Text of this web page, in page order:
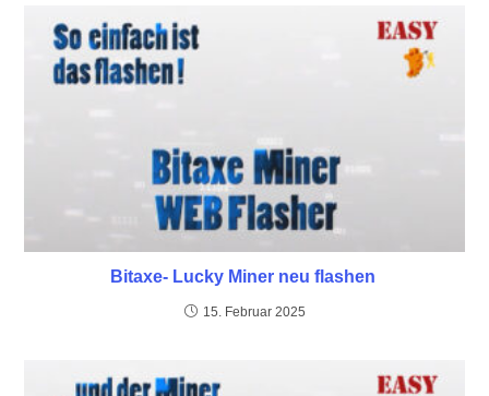
Bitaxe- Lucky Miner neu flashen
15. Februar 2025